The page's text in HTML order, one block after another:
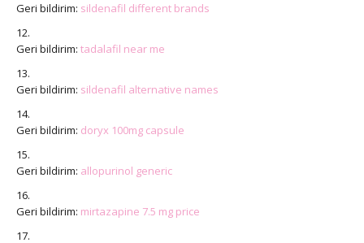
Geri bildirim: sildenafil different brands
Geri bildirim: tadalafil near me
Geri bildirim: sildenafil alternative names
Geri bildirim: doryx 100mg capsule
Geri bildirim: allopurinol generic
Geri bildirim: mirtazapine 7.5 mg price